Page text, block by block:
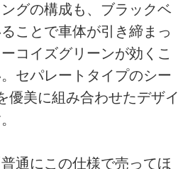
グの構成も、ブラックベ
ことで車体が引き締まっ
コイズグリーンが効くこ
セパレートタイプのシー
優美に組み合わせたデザイ
通にこの仕様で売ってほ